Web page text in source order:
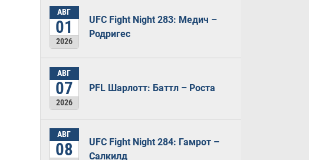
АВГ
01
2026
UFC Fight Night 283: Медич –
Родригес
АВГ
07
2026
PFL Шарлотт: Баттл – Роста
АВГ
08
UFC Fight Night 284: Гамрот –
Салкилд